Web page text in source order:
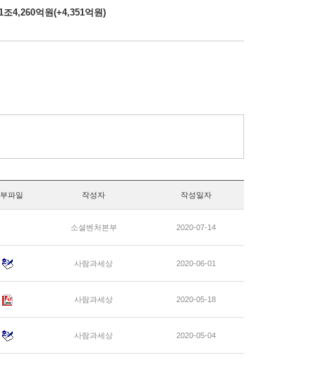
조4,260억원(+4,351억원)
파일 작성자 작성일자
소셜벤처본부 2020-07-14
사람과세상 2020-06-01
사람과세상 2020-05-18
사람과세상 2020-05-04